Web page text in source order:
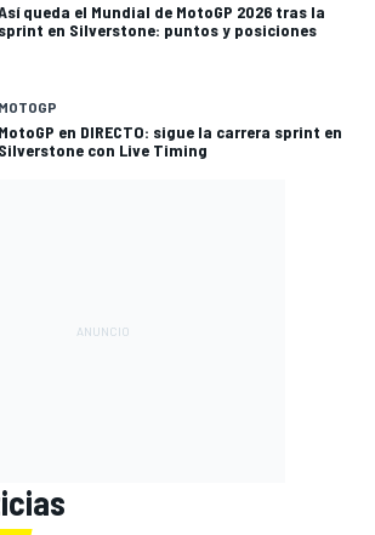
queda el Mundial de MotoGP 2026 tras la
sprint en Silverstone: puntos y posiciones
MOTOGP
MotoGP en DIRECTO: sigue la carrera sprint en
Silverstone con Live Timing